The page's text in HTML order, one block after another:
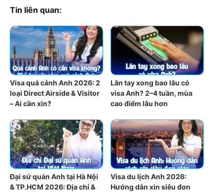
Tin liên quan:
Visa quá cảnh Anh 2026: 2
loại Direct Airside & Visitor
– Ai cần xin?
Lăn tay xong bao lâu có
visa Anh? 2–4 tuần, mùa
cao điểm lâu hơn
Đại sứ quán Anh tại Hà Nội
& TP.HCM 2026: Địa chỉ &
Visa du lịch Anh 2026:
Hướng dẫn xin siêu đơn